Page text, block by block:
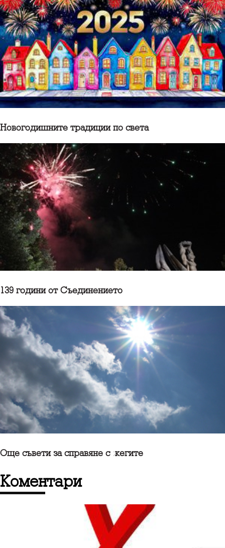
Новогодишните традиции по света
139 години от Съединението
Още съвети за справяне с жегите
коментари